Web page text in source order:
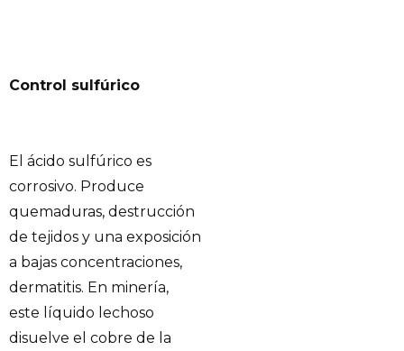
Control sulfúrico
El ácido sulfúrico es
corrosivo. Produce
quemaduras, destrucción
de tejidos y una exposición
a bajas concentraciones,
dermatitis. En minería,
este líquido lechoso
disuelve el cobre de la